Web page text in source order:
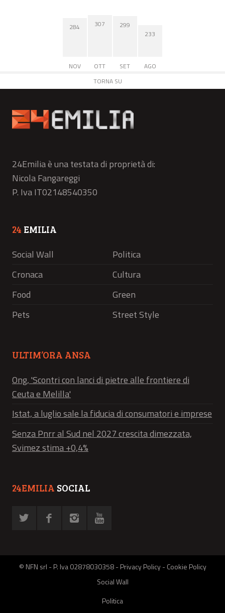
284
NOV
307
OTT
299
SET
233
AGO
TORNA SU
24Emilia è una testata di proprietà di:
Nicola Fangareggi
P. Iva IT02148540350
24 EMILIA
Social Wall
Politica
Cronaca
Cultura
Food
Green
Pets
Street Style
ULTIM’ORA ANSA
Ong, 'Scontri con lanci di pietre alle frontiere di
Ceuta e Melilla'
Istat, a luglio sale la fiducia di consumatori e imprese
Senza Pnrr al Sud nel 2027 crescita dimezzata,
Svimez stima +0,4%
24EMILIA SOCIAL
© NFN srl - P. Iva 02878030358 -Privacy Policy-Cookie Policy
Social Wall
Politica